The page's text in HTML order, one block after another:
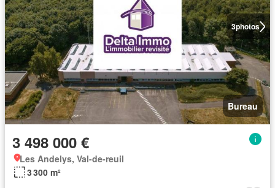
3photos
Bureau
3 498 000 €
Les Andelys, Val-de-reuil
3 300 m²